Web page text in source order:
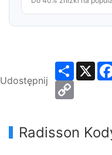
Udostępnij
ShareX
Radisson